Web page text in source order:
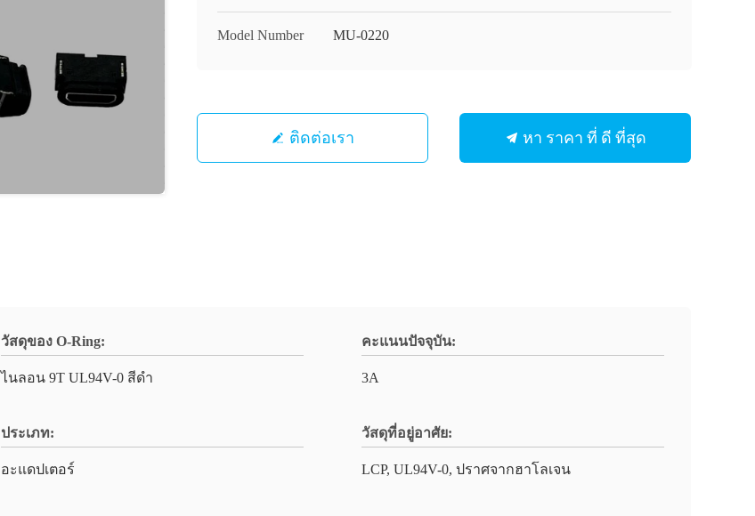
Model Number MU-0220
ติดต่อเรา หา ราคา ที่ ดี ที่สุด
วัสดุของ O-Ring:
ไนลอน 9T UL94V-0 สีดํา
คะแนนปัจจุบัน:
3A
ประเภท:
อะแดปเตอร์
วัสดุที่อยู่อาศัย:
LCP, UL94V-0, ปราศจากฮาโลเจน